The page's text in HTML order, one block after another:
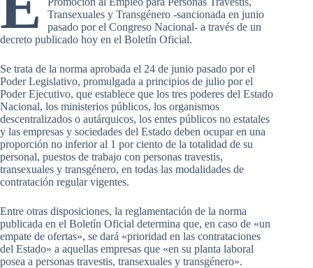
Transexuales y Transgénero -sancionada en junio
pasado por el Congreso Nacional- a través de un
decreto publicado hoy en el Boletín Oficial.
Se trata de la norma aprobada el 24 de junio pasado por el
Poder Legislativo, promulgada a principios de julio por el
Poder Ejecutivo, que establece que los tres poderes del Estado
Nacional, los ministerios públicos, los organismos
descentralizados o autárquicos, los entes públicos no estatales
y las empresas y sociedades del Estado deben ocupar en una
proporción no inferior al 1 por ciento de la totalidad de su
personal, puestos de trabajo con personas travestis,
transexuales y transgénero, en todas las modalidades de
contratación regular vigentes.
Entre otras disposiciones, la reglamentación de la norma
publicada en el Boletín Oficial determina que, en caso de «un
empate de ofertas», se dará «prioridad en las contrataciones
del Estado» a aquellas empresas que «en su planta laboral
posea a personas travestis, transexuales y transgénero».